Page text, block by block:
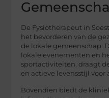
De Fysiotherapeut in
het bevorderen van de
de lokale gemeenschap.
lokale evenementen en
sportactiviteiten, draagt
en actieve levensstijl voor
Bovendien biedt de